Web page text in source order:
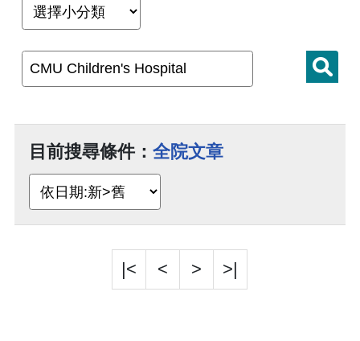
目前搜尋條件： 全院文章
|< < > >|